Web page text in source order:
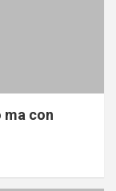
ma con